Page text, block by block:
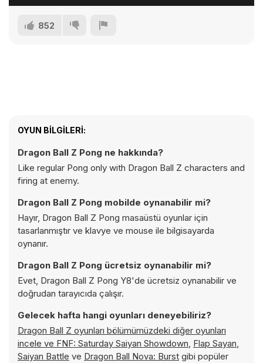
852
OYUN BILGILERI:
Dragon Ball Z Pong ne hakkında?
Like regular Pong only with Dragon Ball Z characters and
firing at enemy.
Dragon Ball Z Pong mobilde oynanabilir mi?
Hayır, Dragon Ball Z Pong masaüstü oyunlar için
tasarlanmıştır ve klavye ve mouse ile bilgisayarda
oynanır.
Dragon Ball Z Pong ücretsiz oynanabilir mi?
Evet, Dragon Ball Z Pong Y8'de ücretsiz oynanabilir ve
doğrudan tarayıcıda çalışır.
Gelecek hafta hangi oyunları deneyebiliriz?
Dragon Ball Z oyunları bölümümüzdeki diğer oyunları
incele ve FNF: Saturday Saiyan Showdown, Flap Sayan,
Saiyan Battle ve Dragon Ball Nova: Burst gibi popüler